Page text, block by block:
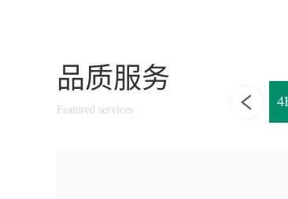
品质服务
Featured services
独立诊室 一站式家庭口腔健康管理